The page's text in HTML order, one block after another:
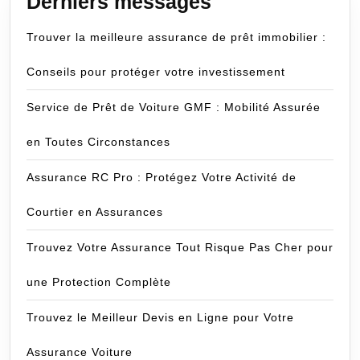
Trouver la meilleure assurance de prêt immobilier :
Conseils pour protéger votre investissement
Service de Prêt de Voiture GMF : Mobilité Assurée
en Toutes Circonstances
Assurance RC Pro : Protégez Votre Activité de
Courtier en Assurances
Trouvez Votre Assurance Tout Risque Pas Cher pour
une Protection Complète
Trouvez le Meilleur Devis en Ligne pour Votre
Assurance Voiture